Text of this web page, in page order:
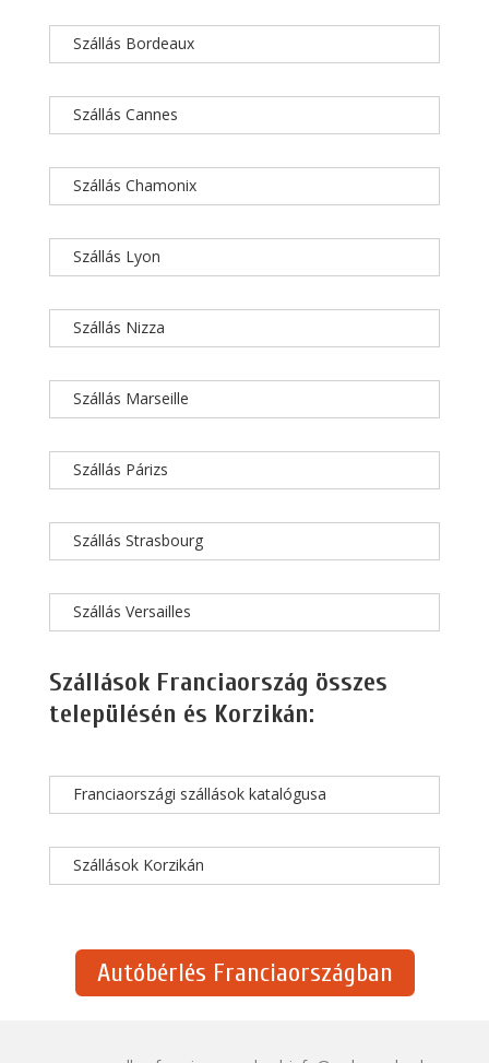
Szállás Bordeaux
Szállás Cannes
Szállás Chamonix
Szállás Lyon
Szállás Nizza
Szállás Marseille
Szállás Párizs
Szállás Strasbourg
Szállás Versailles
Szállások Franciaország összes
településén és Korzikán:
Franciaországi szállások katalógusa
Szállások Korzikán
Autóbérlés Franciaországban